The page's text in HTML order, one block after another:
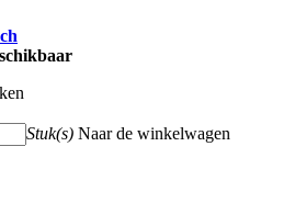
Stuk(s) Naar de winkelwagen